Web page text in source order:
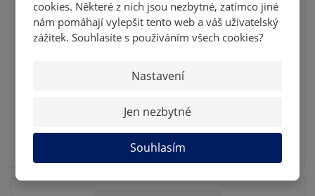
cookies. Některé z nich jsou nezbytné, zatímco jiné
nám pomáhají vylepšit tento web a váš uživatelský
zážitek. Souhlasíte s používáním všech cookies?
Nastavení
Jen nezbytné
Souhlasím
OBRAZ...
2 471,07 Kč bez DPH
KOUPIT
SKLADEM
Unikátní obraz Karola Dobiáše s autentickým
podpisem a limitací. Autorem je kreslíř P...